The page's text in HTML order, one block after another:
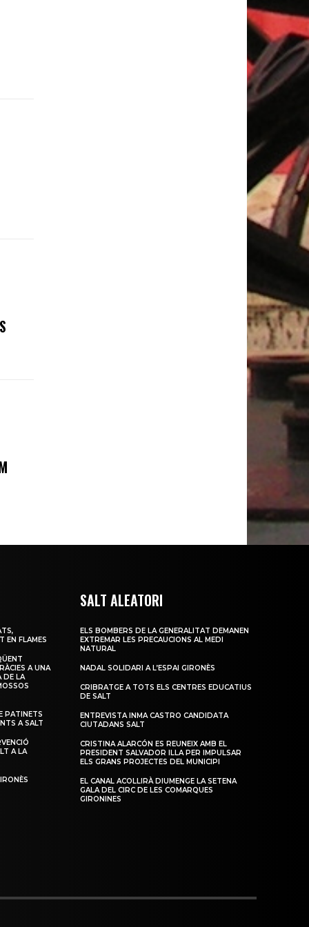
EN FLAMES
A UNA
DE LA
PATINETS
A SALT
A LA
SALT ALEATORI
ELS BOMBERS DE LA GENERALITAT DEMANEN
EXTREMAR LES PRECAUCIONS AL MEDI
NATURAL
NADAL SOLIDARI A L’ESPAI GIRONÈS
CRIBRATGE A TOTS ELS CENTRES EDUCATIUS
DE SALT
ENTREVISTA INMA CASTRO CANDIDATA
CIUTADANS SALT
CRISTINA ALARCÓN ES REUNEIX AMB EL
PRESIDENT SALVADOR ILLA PER IMPULSAR
ELS GRANS PROJECTES DEL MUNICIPI
EL CANAL ACOLLIRÀ DIUMENGE LA SETENA
GALA DEL CIRC DE LES COMARQUES
GIRONINES